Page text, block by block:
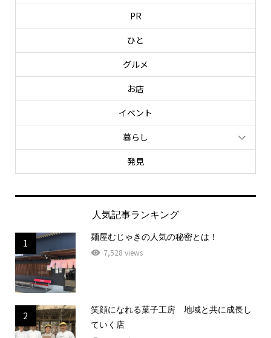
PR
ひと
グルメ
お店
イベント
暮らし
発見
人気記事ランキング
1
麺屋むじゃきの人気の秘密とは！
7,528 views
2
笑顔になれる菓子工房 地域と共に成長し
ていく店